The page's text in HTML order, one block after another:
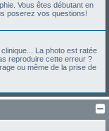
Vous êtes débutant en
poserez vos questions!
La photo est ratée
reproduire cette erreur ?
ou même de la prise de